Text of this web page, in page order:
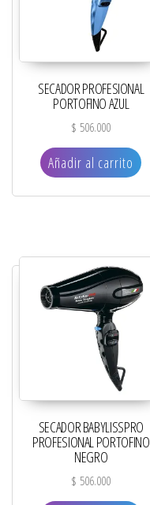
SECADOR PROFESIONAL
PORTOFINO AZUL
$ 506.000
Añadir al carrito
SECADOR BABYLISSPRO
PROFESIONAL PORTOFINO
NEGRO
$ 506.000